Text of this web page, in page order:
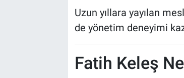
Uzun yıllara yayılan
de yönetim deneyimi
Fatih Keleş